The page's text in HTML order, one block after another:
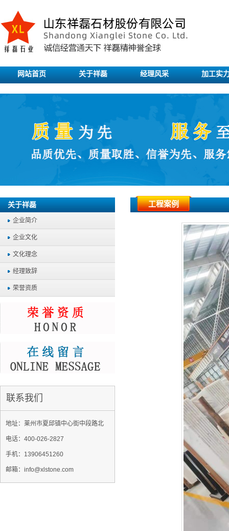
网站首页 关于祥磊 经理风采 加工实
关于祥磊
企业简介
企业文化
文化理念
经理致辞
荣誉资质
联系我们
地址：莱州市夏邱镇中心街中段路北
电话：400-026-2827
手机：13906451260
邮箱：info@xlstone.com
工程案例